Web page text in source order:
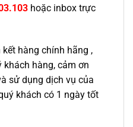
hoặc inbox trực
kết hàng chính hãng ,
hàng, cảm ơn
sử dụng dịch vụ của
khách có 1 ngày tốt